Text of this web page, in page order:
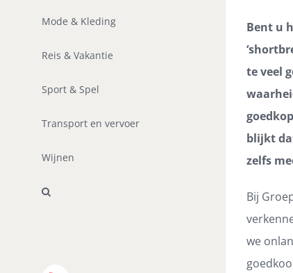
Mode & Kleding
Reis & Vakantie
Sport & Spel
Transport en vervoer
Wijnen
Bent u
te veel
blijkt
zelfs
Bij
we